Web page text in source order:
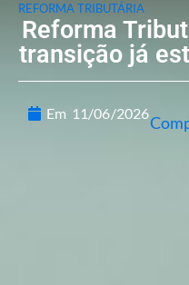
REFORMA TRIBUTÁRIA
Reforma
transição já
Em 11/06/2026